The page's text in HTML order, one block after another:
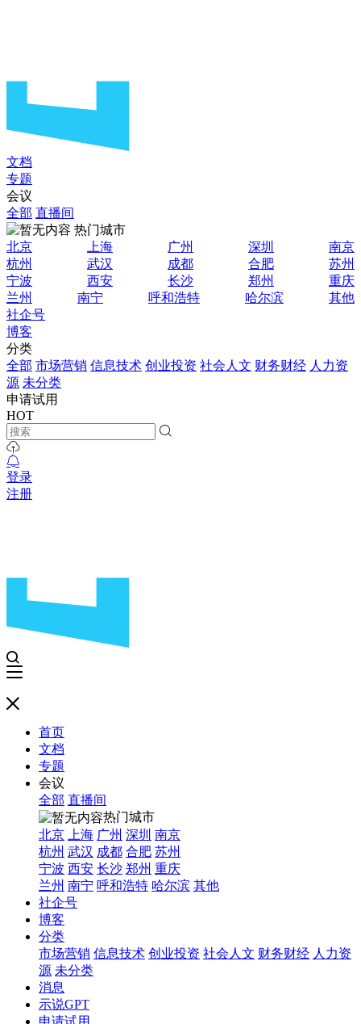
文档
专题
会议
全部 直播间
热门城市
北京
上海 广州 深圳
南京
杭州
武汉 成都 合肥
苏州
宁波
西安 长沙 郑州
重庆
兰州
南宁 呼和浩特 哈尔滨
其他
社企号
博客
分类
全部 市场营销 信息技术 创业投资 社会人文 财务财经 人力资
源 未分类
申请试用
HOT
登录
注册
首页
文档
专题
会议
全部 直播间
热门城市
北京
上海 广州 深圳 南京
杭州 武汉 成都 合肥 苏州
宁波 西安 长沙 郑州 重庆
兰州 南宁 呼和浩特 哈尔滨 其他
社企号
博客
分类
市场营销 信息技术 创业投资 社会人文 财务财经 人力资
源 未分类
消息
示说GPT
申请试用